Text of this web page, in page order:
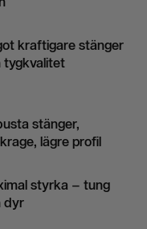
kraftigare stänger
tygkvalitet
stänger,
lägre profil
styrka – tung
dyr